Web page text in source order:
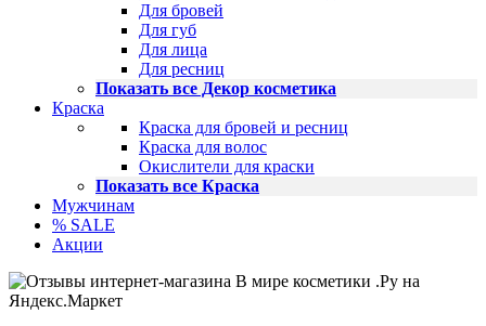
Для бровей
Для губ
Для лица
Для ресниц
Показать все Декор косметика
Краска
Краска для бровей и ресниц
Краска для волос
Окислители для краски
Показать все Краска
Мужчинам
% SALE
Акции